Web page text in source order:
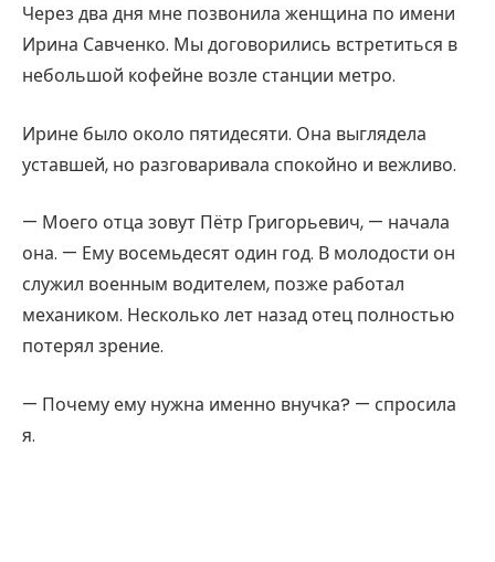
Через два дня мне позвонила женщина по имени
Ирина Савченко. Мы договорились встретиться в
небольшой кофейне возле станции метро.
Ирине было около пятидесяти. Она выглядела
уставшей, но разговаривала спокойно и вежливо.
— Моего отца зовут Пётр Григорьевич, — начала
она. — Ему восемьдесят один год. В молодости он
служил военным водителем, позже работал
механиком. Несколько лет назад отец полностью
потерял зрение.
— Почему ему нужна именно внучка? — спросила
я.